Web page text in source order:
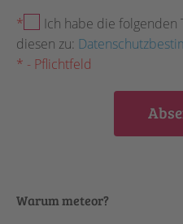
*
Ich habe die folgenden
diesen zu:
* - Pflichtfeld
Warum meteor?